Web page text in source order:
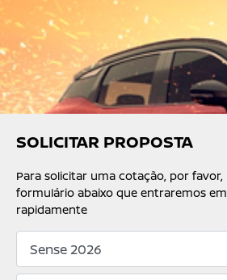
SOLICITAR PROPOSTA
Para solicitar uma cotação, por
formulário abaixo que entraremos
rapidamente